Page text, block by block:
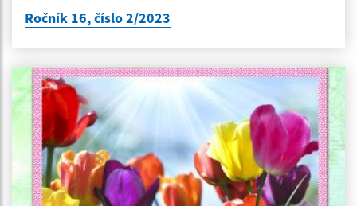
Ročník 16, číslo 2/2023